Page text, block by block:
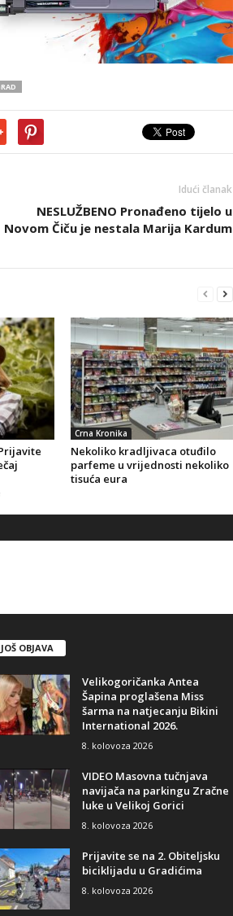
Idući članak
NESLUŽBENO Pronađeno tijelo u
Novom Čiču je nestala Marija Kardum
Crna Kronika
Nekoliko kradljivaca otuđilo
parfeme u vrijednosti nekoliko
tisuća eura
JOŠ OBJAVA
Velikogoričanka Antea
Šapina proglašena Miss
šarma na natjecanju Bikini
International 2026.
8. kolovoza 2026
VIDEO Masovna tučnjava
navijača na parkingu Zračne
luke u Velikoj Gorici
8. kolovoza 2026
Prijavite se na 2. Obiteljsku
biciklijadu u Gradićima
8. kolovoza 2026